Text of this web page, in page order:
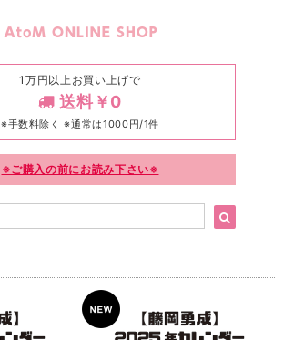
1万円以上お買い上げで
送料￥0
※手数料除く ※通常は1000円/1件
※ご購入の前にお読み下さい※